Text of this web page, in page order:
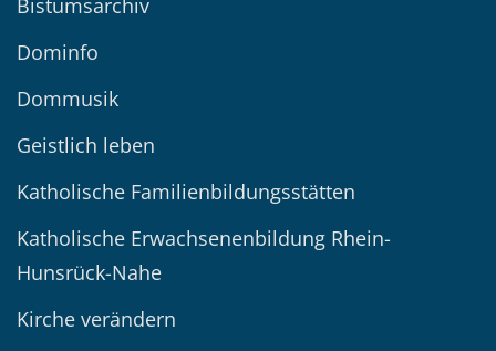
Bistumsarchiv
Dominfo
Dommusik
Geistlich leben
Katholische Familienbildungsstätten
Katholische Erwachsenenbildung Rhein-
Hunsrück-Nahe
Kirche verändern